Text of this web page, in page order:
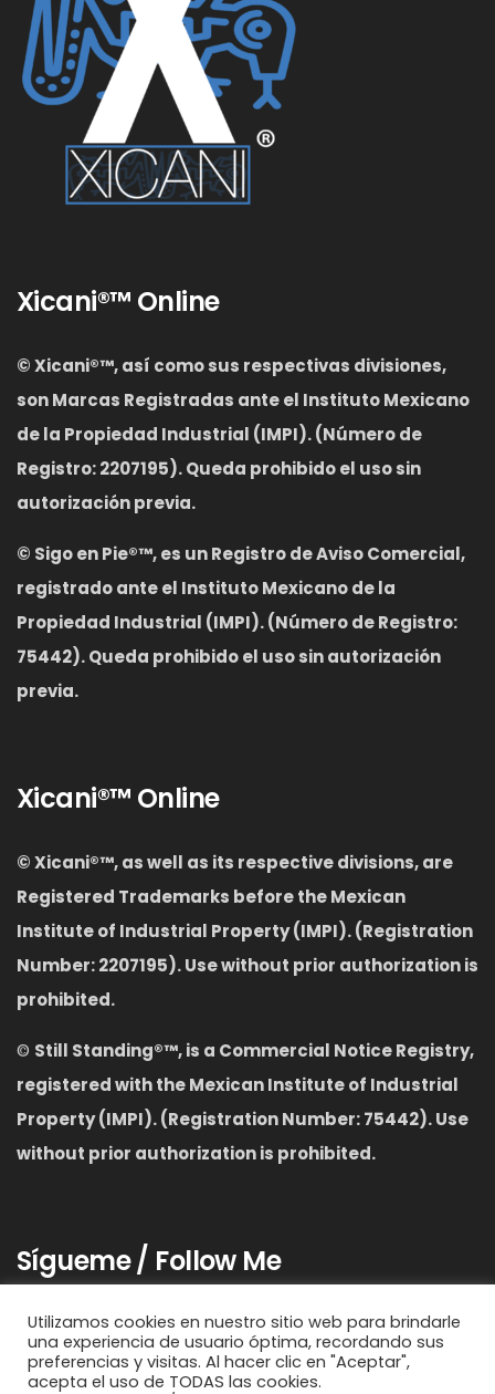
Xicani®™ Online
© Xicani®™, así como sus respectivas divisiones,
son Marcas Registradas ante el Instituto Mexicano
de la Propiedad Industrial (IMPI). (Número de
Registro: 2207195). Queda prohibido el uso sin
autorización previa.
© Sigo en Pie®™, es un Registro de Aviso Comercial,
registrado ante el Instituto Mexicano de la
Propiedad Industrial (IMPI). (Número de Registro:
75442). Queda prohibido el uso sin autorización
previa.
Xicani®™ Online
© Xicani®™,as well as its respective divisions, are
Registered Trademarks before the Mexican
Institute of Industrial Property (IMPI). (Registration
Number: 2207195). Use without prior authorization is
prohibited.
© Still Standing®™,is a Commercial Notice Registry,
registered with the Mexican Institute of Industrial
Property (IMPI). (Registration Number: 75442). Use
without prior authorization is prohibited.
Sígueme / Follow Me
Utilizamos cookies en nuestro sitio web para brindarle
una experiencia de usuario óptima, recordando sus
preferencias y visitas. Al hacer clic en "Aceptar",
acepta el uso de TODAS las cookies.